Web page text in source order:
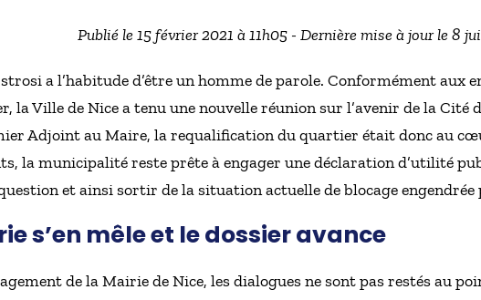
Publié le 15 février 2021 à 11h05 - Dernière mise à jour le 8
a l’habitude d’être un homme de parole. Conformément aux
la Ville de Nice a tenu une nouvelle réunion sur l’avenir de la Cité
Adjoint au Maire, la requalification du quartier était donc au
la municipalité reste prête à engager une déclaration d’utilité
question et ainsi sortir de la situation actuelle de blocage
s’en mêle et le dossier avance
de la Mairie de Nice, les dialogues ne sont pas restés au